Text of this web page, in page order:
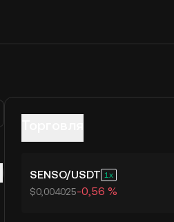
SENSO/USDT 1
$0,004025-0,56 %